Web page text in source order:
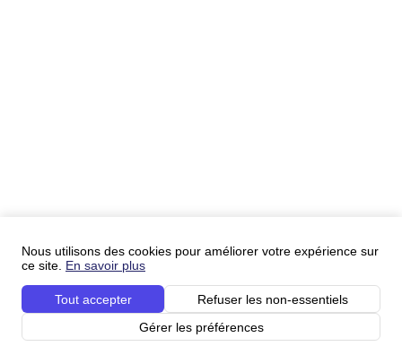
Nous utilisons des cookies pour améliorer votre expérience sur
ce site. En savoir plus
Tout accepter
Refuser les non-essentiels
Gérer les préférences